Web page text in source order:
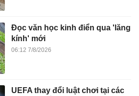
Đọc văn học kinh điển qua 'lăng
kính' mới
06:12 7/8/2026
UEFA thay đổi luật chơi tại các